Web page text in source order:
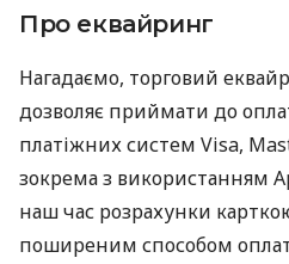
Про еквайринг
Нагадаємо, торговий
дозволяє приймати до
платіжних систем Visa,
зокрема з використанням
наш час розрахунки
поширеним способом